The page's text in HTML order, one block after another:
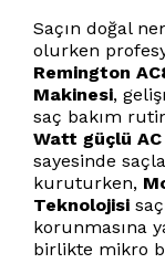
Saçın doğal
olurken
Remington
Makinesi,
saç bakım
Watt güçlü
sayesinde
kuruturken,
Teknolojisi
korunmasına
birlikte mikro